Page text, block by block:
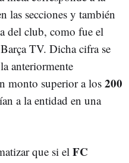
las secciones y también
del club, como fue el
TV. Dicha cifra se
anteriormente
monto superior a los200
a la entidad en una
que si el FC